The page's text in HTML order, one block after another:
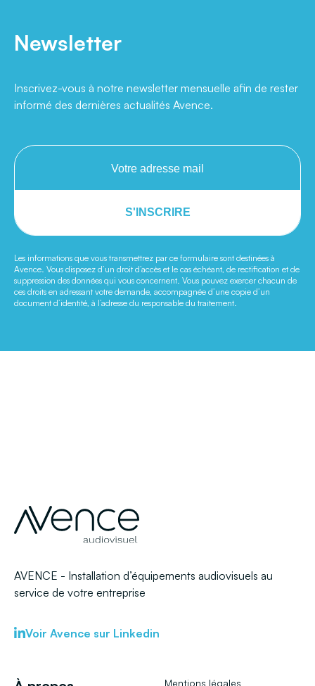
Newsletter
Inscrivez-vous à notre newsletter mensuelle afin de rester
informé des dernières actualités Avence.
S'INSCRIRE
Les informations que vous transmettrez par ce formulaire sont destinées à
Avence. Vous disposez d’un droit d’accès et le cas échéant, de rectification et de
suppression des données qui vous concernent. Vous pouvez exercer chacun de
ces droits en adressant votre demande, accompagnée d’une copie d’un
document d’identité, à l’adresse du responsable du traitement.
AVENCE - Installation d’équipements audiovisuels au
service de votre entreprise
Voir Avence sur Linkedin
Mentions légales